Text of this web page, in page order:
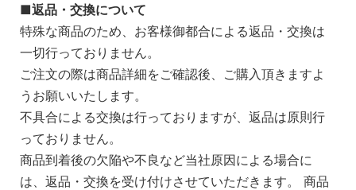
返品・交換について
特殊な商品のため、お客様御都合による返品・交換は
一切行っておりません。
ご注文の際は商品詳細をご確認後、ご購入頂きますよ
うお願いいたします。
不具合による交換は行っておりますが、返品は原則行
っておりません。
商品到着後の欠陥や不良など当社原因による場合に
は、返品・交換を受け付けさせていただきます。 商品